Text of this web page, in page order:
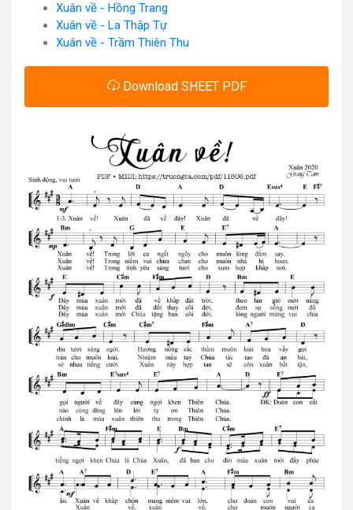
Xuân về - Hồng Trang
Xuân về - La Thập Tự
Xuân về - Trầm Thiên Thu
Download SHEET PDF